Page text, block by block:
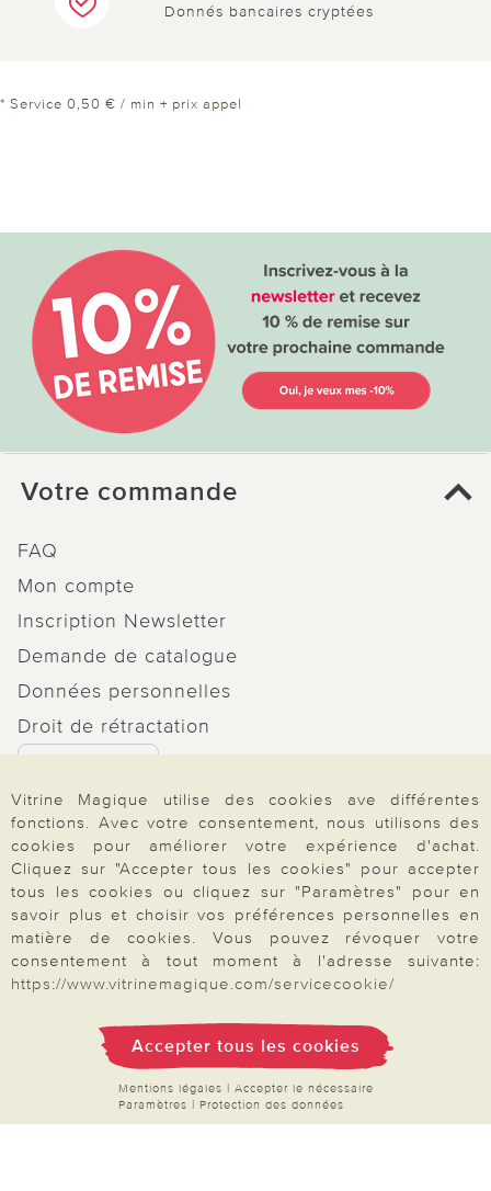
Donnés bancaires cryptées
* Service 0,50 € / min + prix appel
Votre commande
FAQ
Mon compte
Inscription Newsletter
Demande de catalogue
Données personnelles
Droit de rétractation
Paiement & Livraison
À propos de nous
Besoin d'aide?
Vitrine Magique utilise des cookies ave différentes
fonctions. Avec votre consentement, nous utilisons des
cookies pour améliorer votre expérience d'achat.
Cliquez sur "Accepter tous les cookies" pour accepter
tous les cookies ou cliquez sur "Paramètres" pour en
savoir plus et choisir vos préférences personnelles en
matière de cookies. Vous pouvez révoquer votre
consentement à tout moment à l'adresse suivante:
https://www.vitrinemagique.com/servicecookie/
Accepter tous les cookies
Mentions légales | Accepter le nécessaire
Paramètres | Protection des données